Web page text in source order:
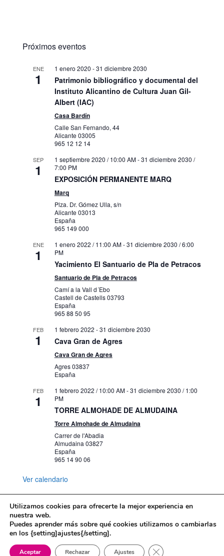
Próximos eventos
ENE
1
1 enero 2020 -31 diciembre 2030
Patrimonio bibliográfico y documental del
Instituto Alicantino de Cultura Juan Gil-
Albert (IAC)
Casa Bardín
Calle San Fernando, 44
Alicante 03005
965 12 12 14
SEP
1
1 septiembre 2020 / 10:00 AM-31 diciembre 2030 /
7:00 PM
EXPOSICIÓN PERMANENTE MARQ
Marq
Plza. Dr. Gómez Ulla, s/n
Alicante 03013
España
965 149 000
ENE
1
1 enero 2022 / 11:00 AM-31 diciembre 2030 / 6:00
PM
Yacimiento El Santuario de Pla de Petracos
Santuario de Pla de Petracos
Camí a la Vall d´Ebo
Castell de Castells03793
España
965 88 50 95
FEB
1
1 febrero 2022 -31 diciembre 2030
Cava Gran de Agres
Cava Gran de Agres
Agres03837
España
FEB
1
1 febrero 2022 / 10:00 AM-31 diciembre 2030 / 1:00
PM
TORRE ALMOHADE DE ALMUDAINA
Torre Almohade de Almudaina
Carrer de l'Abadia
Almudaina 03827
España
965 14 90 06
Ver calendario
Mapa web
Política de Privacidad
Politica de cookies
Utilizamos cookies para ofrecerte la mejor experiencia en
nuestra web.
Puedes aprender más sobre qué cookies utilizamos o cambiarlas
en los {setting]ajustes{/setting].
Aceptar Rechazar Ajustes Cerrar el banner de